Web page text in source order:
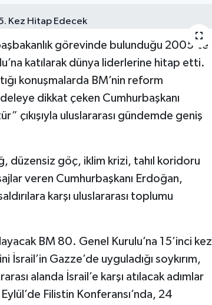
görevinde bulunduğu 2005’te
katılarak dünya liderlerine hitap etti.
konuşmalarda BM’nin reform
dikkat çeken Cumhurbaşkanı
çıkışıyla uluslararası gündemde geniş
düzensiz göç, iklim krizi, tahıl koridoru
veren Cumhurbaşkanı Erdoğan,
karşı uluslararası toplumu
BM 80. Genel Kurulu’na 15’inci kez
İsrail’in Gazze’de uyguladığı soykırım,
alanda İsrail’e karşı atılacak adımlar
Filistin Konferansı’nda, 24